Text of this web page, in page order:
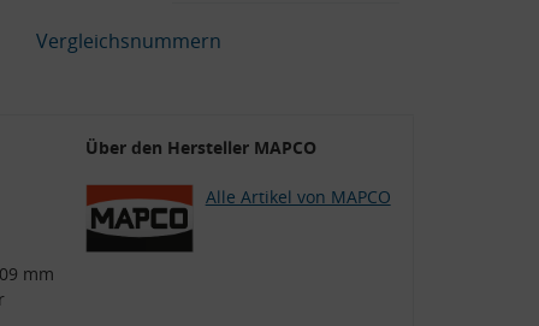
Vergleichsnummern
mm
Über den Hersteller MAPCO
Alle Artikel von MAPCO